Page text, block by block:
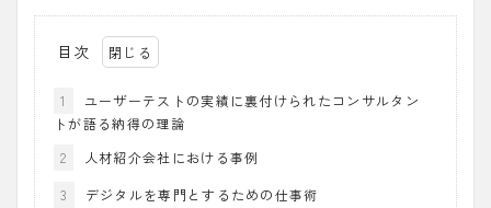
目次
1
ユーザーテストの実績に裏付けられたコンサルタン
トが語る納得の理論
2
人材紹介会社における事例
3
デジタルを専門とするための仕事術